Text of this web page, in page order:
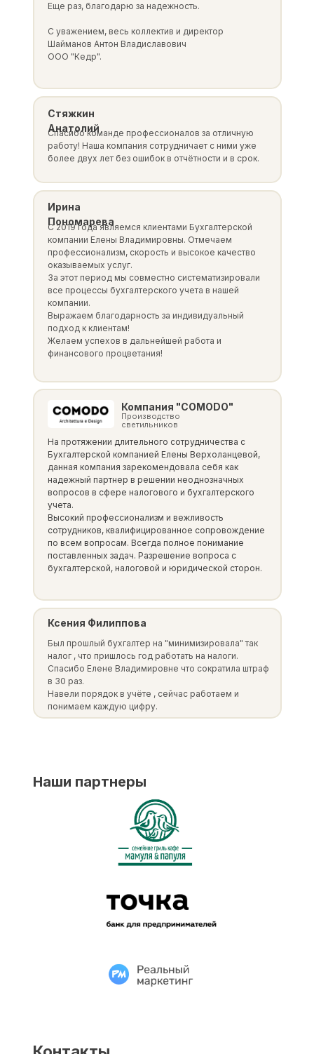
На протяжении длительного сотрудничества с
Бухгалтерской компанией Елены Верхоланцевой,
данная компания зарекомендовала себя как
надежный партнер в решении неоднозначных
вопросов в сфере налогового и бухгалтерского
учета.
Высокий профессионализм и вежливость
сотрудников, квалифицированное сопровождение
по всем вопросам. Всегда полное понимание
поставленных задач. Разрешение вопроса с
бухгалтерской, налоговой и юридической сторон.
Компания "COMODO"
Производство
светильников
Ирина
Пономарева
С 2019 года являемся клиентами Бухгалтерской
компании Елены Владимировны. Отмечаем
профессионализм, скорость и высокое качество
оказываемых услуг.
За этот период мы совместно систематизировали
все процессы бухгалтерского учета в нашей
компании.
Выражаем благодарность за индивидуальный
подход к клиентам!
Желаем успехов в дальнейшей работа и
финансового процветания!
Ксения Филиппова
Был прошлый бухгалтер на "минимизировала" так
налог , что пришлось год работать на налоги.
Спасибо Елене Владимировне что сократила штраф
в 30 раз.
Навели порядок в учёте , сейчас работаем и
понимаем каждую цифру.
Стяжкин
Анатолий
Спасибо команде профессионалов за отличную
работу! Наша компания сотрудничает с ними уже
более двух лет без ошибок в отчётности и в срок.
Еще раз, благодарю за надежность.
С уважением, весь коллектив и директор
Шайманов Антон Владиславович
ООО "Кедр".
Наши партнеры